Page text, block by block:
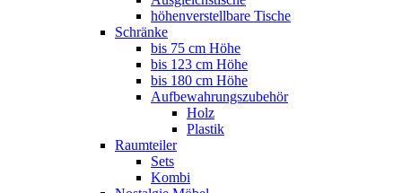
höhenverstellbare Tische
Schränke
bis 75 cm Höhe
bis 123 cm Höhe
bis 180 cm Höhe
Aufbewahrungszubehör
Holz
Plastik
Raumteiler
Sets
Kombi